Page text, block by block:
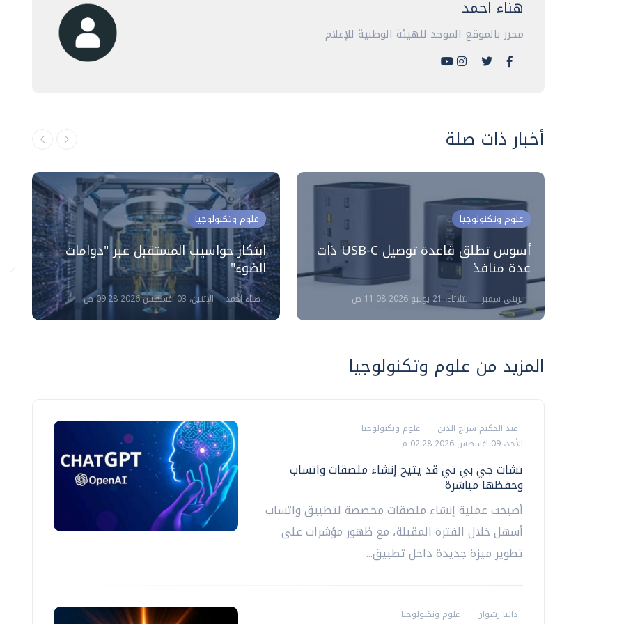
هناء احمد
محرر بالموقع الموحد للهيئة الوطنية للإعلام
أخبار ذات صلة
علوم وتكنولوجيا
ابتكار حواسيب المستقبل عبر "دوامات
الضوء"
هناء احمد الإثنين، 03 اغسطس 2026 09:28 ص
علوم وتكنولوجيا
أسوس تطلق قاعدة توصيل USB-C ذات
عدة منافذ
ايرينى سمير الثلاثاء، 21 يوليو 2026 11:08 ص
المزيد من علوم وتكنولوجيا
عبد الحكيم سراج الدين
علوم وتكنولوجيا
الأحد، 09 اغسطس 2026 02:28 م
تشات جي بي تي قد يتيح إنشاء ملصقات واتساب
وحفظها مباشرة
أصبحت عملية إنشاء ملصقات مخصصة لتطبيق واتساب
أسهل خلال الفترة المقبلة، مع ظهور مؤشرات على
تطوير ميزة جديدة داخل تطبيق...
داليا رشوان
علوم وتكنولوجيا